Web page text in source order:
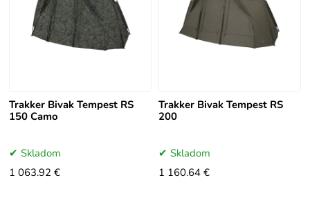
Trakker Bivak Tempest RS
150 Camo
Skladom
1 063.92 €
Trakker Bivak Tempest RS
200
Skladom
1 160.64 €